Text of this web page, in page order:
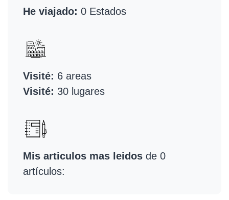
He viajado: 0 Estados
Visité: 6 areas
Visité: 30 lugares
Mis articulos mas leidos de 0
artículos: